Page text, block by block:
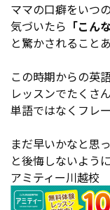
ママの口癖をいつ
気づいたら 「こん
と驚かされること
この時期からの英
レッスンでたくさ
単語ではなくフレ
まだ早いかなと思
と後悔しないように
アミティー川越校